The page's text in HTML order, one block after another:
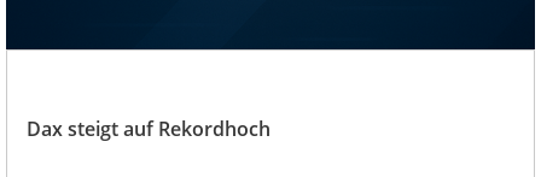
Dax steigt auf Rekordhoch